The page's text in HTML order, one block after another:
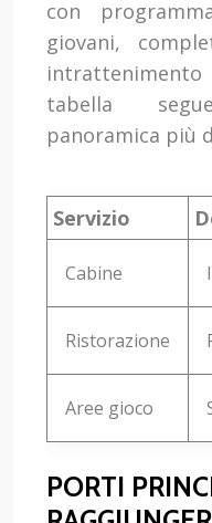
con
giovani,
intrattenimento
tabella
panoramica più
Servizio
Cabine
Ristorazione
Aree gioco
PORTI